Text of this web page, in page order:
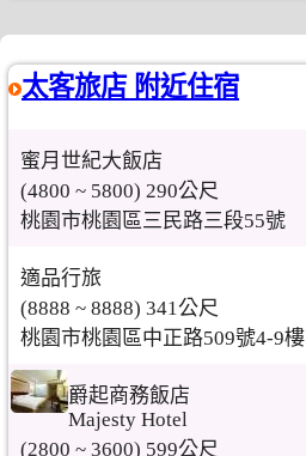
太客旅店 附近住宿
蜜月世紀大飯店
(4800 ~ 5800) 290公尺
桃園市桃園區三民路三段55號
適品行旅
(8888 ~ 8888) 341公尺
桃園市桃園區中正路509號4-9樓
爵起商務飯店
Majesty Hotel
(2800 ~ 3600) 599公尺